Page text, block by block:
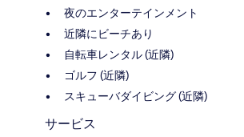
夜のエンターテインメント
近隣にビーチあり
自転車レンタル (近隣)
ゴルフ (近隣)
スキューバダイビング (近隣)
サービス